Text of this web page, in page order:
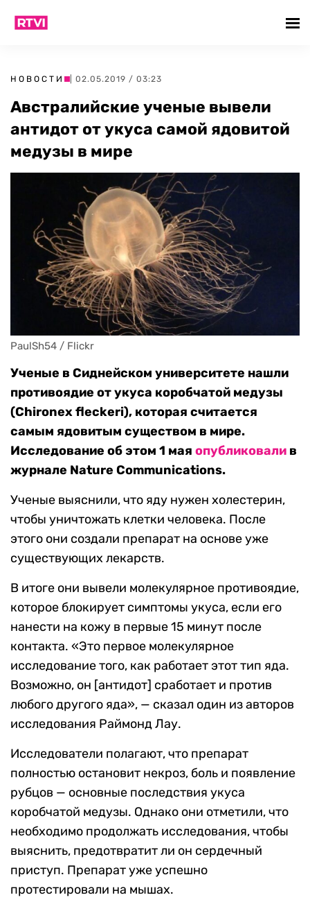
НОВОСТИ | 02.05.2019 / 03:23
Австралийские ученые вывели
антидот от укуса самой ядовитой
медузы в мире
PaulSh54 / Flickr
Ученые в Сиднейском университете нашли
противоядие от укуса коробчатой медузы
(Chironex fleckeri), которая считается
самым ядовитым существом в мире.
Исследование об этом 1 мая опубликовали в
журнале Nature Communications.
Ученые выяснили, что яду нужен холестерин,
чтобы уничтожать клетки человека. После
этого они создали препарат на основе уже
существующих лекарств.
В итоге они вывели молекулярное противоядие,
которое блокирует симптомы укуса, если его
нанести на кожу в первые 15 минут после
контакта. «Это первое молекулярное
исследование того, как работает этот тип яда.
Возможно, он [антидот] сработает и против
любого другого яда», — сказал один из авторов
исследования Раймонд Лау.
Исследователи полагают, что препарат
полностью остановит некроз, боль и появление
рубцов — основные последствия укуса
коробчатой медузы. Однако они отметили, что
необходимо продолжать исследования, чтобы
выяснить, предотвратит ли он сердечный
приступ. Препарат уже успешно
протестировали на мышах.